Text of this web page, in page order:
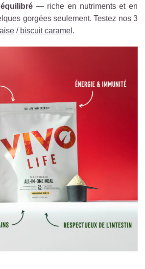
— riche en nutriments et en
gorgées seulement. Testez nos 3
/ biscuit caramel .